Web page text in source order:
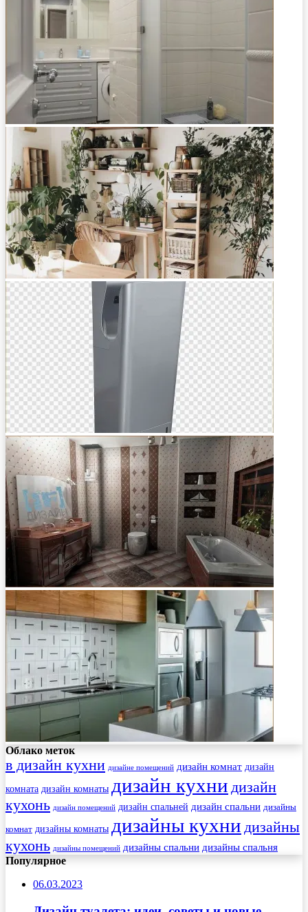
Облако меток
в дизайн кухни дизайне помещений дизайн комнат дизайн
комната дизайн комнаты дизайн кухни дизайн
кухонь дизайн помещений дизайн спальней дизайн спальни дизайны
комнат дизайны комнаты дизайны кухни дизайны
кухонь дизайны помещений дизайны спальни дизайны спальня
Популярное
06.03.2023